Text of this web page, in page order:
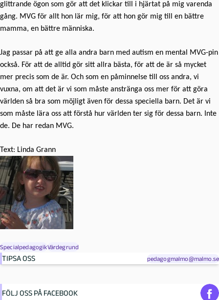
glittrande ögon som gör att det klickar till i hjärtat på mig varenda
gång. MVG för allt hon lär mig, för att hon gör mig till en bättre
mamma, en bättre människa.
Jag passar på att ge alla andra barn med autism en mental MVG-pin
också. För att de alltid gör sitt allra bästa, för att de är så mycket
mer precis som de är. Och som en påminnelse till oss andra, vi
vuxna, om att det är vi som måste anstränga oss mer för att göra
världen så bra som möjligt även för dessa speciella barn. Det är vi
som måste lära oss att förstå hur världen ter sig för dessa barn. Inte
de. De har redan MVG.
Text: Linda Grann
SpecialpedagogikVärdegrund
TIPSA OSS pedagogmalmo@malmo.se
FÖLJ OSS PÅ FACEBOOK